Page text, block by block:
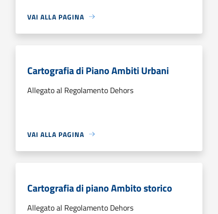
VAI ALLA PAGINA
Cartografia di Piano Ambiti Urbani
Allegato al Regolamento Dehors
VAI ALLA PAGINA
Cartografia di piano Ambito storico
Allegato al Regolamento Dehors